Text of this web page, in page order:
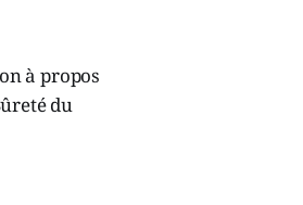
à propos
du